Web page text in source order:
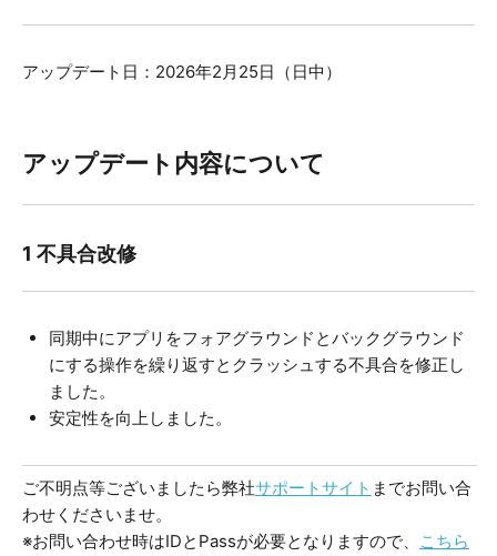
アップデート日：2026年2月25日 （日中）
アップデート内容について
1 不具合改修
同期中にアプリをフォアグラウンドとバックグラウンド
にする操作を繰り返すとクラッシュする不具合を修正し
ました。
安定性を向上しました。
ご不明点等ございましたら弊社サポートサイト までお問い合
わせくださいませ。
※お問い合わせ時はIDとPassが必要となりますので、
こちら